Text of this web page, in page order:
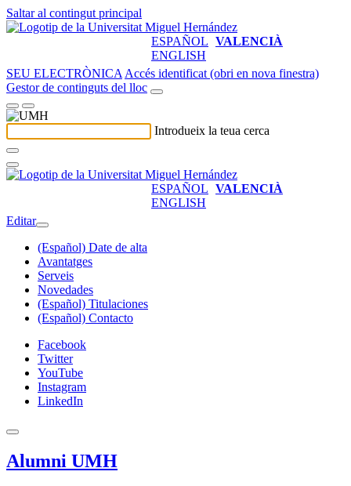
Saltar al contingut principal
ESPAÑOL VALENCIÀ
ENGLISH
SEU ELECTRÒNICA Accés identificat (obri en nova finestra)
Gestor de continguts del lloc
Introdueix la teua cerca
ESPAÑOL VALENCIÀ
ENGLISH
Editar
(Español) Date de alta
Avantatges
Serveis
Novedades
(Español) Titulaciones
(Español) Contacto
Facebook
Twitter
YouTube
Instagram
LinkedIn
Alumni UMH